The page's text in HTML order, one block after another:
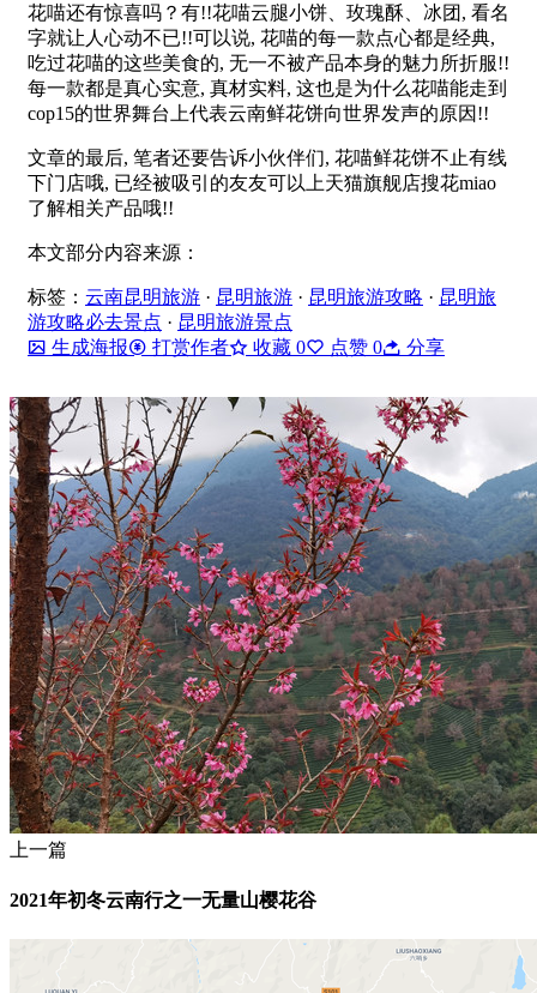
花喵还有惊喜吗？有!!花喵云腿小饼、玫瑰酥、冰团, 看名
字就让人心动不已!!可以说, 花喵的每一款点心都是经典,
吃过花喵的这些美食的, 无一不被产品本身的魅力所折服!!
每一款都是真心实意, 真材实料, 这也是为什么花喵能走到
cop15的世界舞台上代表云南鲜花饼向世界发声的原因!!
文章的最后, 笔者还要告诉小伙伴们, 花喵鲜花饼不止有线
下门店哦, 已经被吸引的友友可以上天猫旗舰店搜花miao
了解相关产品哦!!
本文部分内容来源：
标签： 云南昆明旅游 · 昆明旅游 · 昆明旅游攻略 · 昆明旅
游攻略必去景点 · 昆明旅游景点
生成海报
打赏作者 收藏 0 点赞 0 分享
上一篇
2021年初冬云南行之一无量山樱花谷